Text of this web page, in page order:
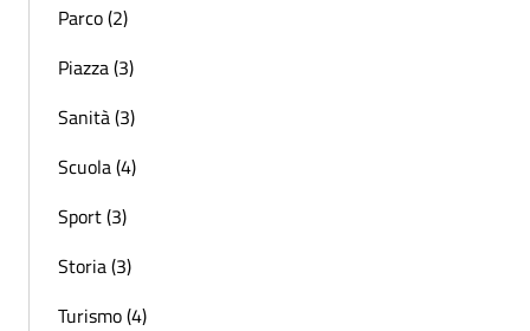
Parco (2)
Piazza (3)
Sanità (3)
Scuola (4)
Sport (3)
Storia (3)
Turismo (4)